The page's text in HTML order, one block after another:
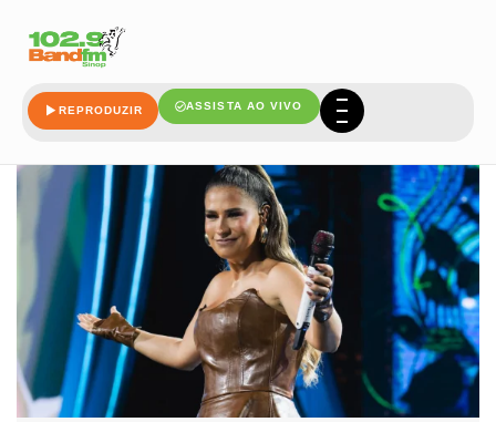
REPRODUZIR ASSISTA AO VIVO
volume